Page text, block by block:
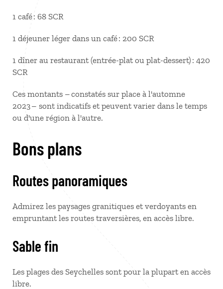
1 café : 68 SCR
1 déjeuner léger dans un café : 200 SCR
1 dîner au restaurant (entrée-plat ou plat-dessert) : 420
SCR
Ces montants – constatés sur place à l'automne
2023 – sont indicatifs et peuvent varier dans le temps
ou d'une région à l'autre.
Bons plans
Routes panoramiques
Admirez les paysages granitiques et verdoyants en
empruntant les routes traversières, en accès libre.
Sable fin
Les plages des Seychelles sont pour la plupart en accès
libre.